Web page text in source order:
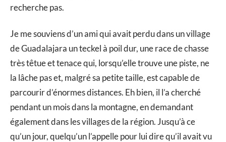
recherche pas.
Je me souviens d’un ami qui avait perdu dans un village
de Guadalajara un teckel à poil dur, une race de chasse
très têtue et tenace qui, lorsqu’elle trouve une piste, ne
la lâche pas et, malgré sa petite taille, est capable de
parcourir d’énormes distances. Eh bien, il l’a cherché
pendant un mois dans la montagne, en demandant
également dans les villages de la région. Jusqu’à ce
qu’un jour, quelqu’un l’appelle pour lui dire qu’il avait vu